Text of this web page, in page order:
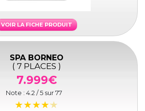
VOIR LA FICHE PRODUIT
SPA BORNEO
( 7 PLACES )
7.999€
Note : 4.2 / 5 sur77